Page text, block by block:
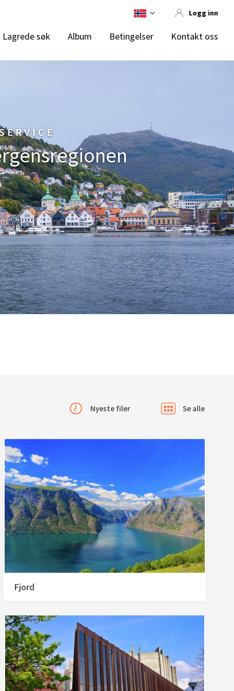
Logg inn
Lagrede søk Album Betingelser Kontakt oss
Nyeste filer Se alle
Fjord